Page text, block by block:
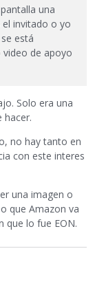
una
invitado o yo
está
de apoyo
Solo era una
hacer.
no hay tanto en
con este interes
una imagen o
que Amazon va
que lo fue EON.